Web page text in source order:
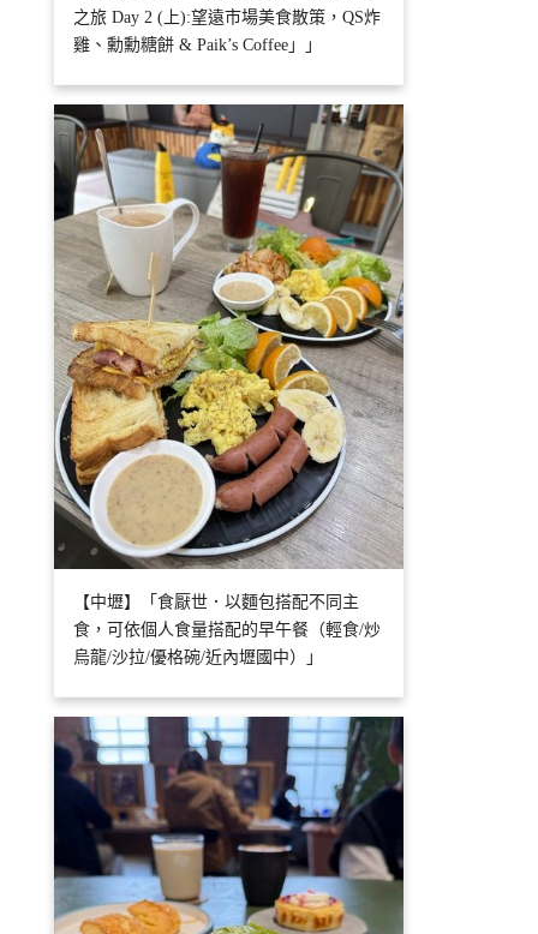
之旅 Day 2 (上):望遠市場美食散策，QS炸
雞、勳勳糖餅 & Paik’s Coffee」」
【中壢】「食厭世．以麵包搭配不同主
食，可依個人食量搭配的早午餐（輕食/炒
烏龍/沙拉/優格碗/近內壢國中）」